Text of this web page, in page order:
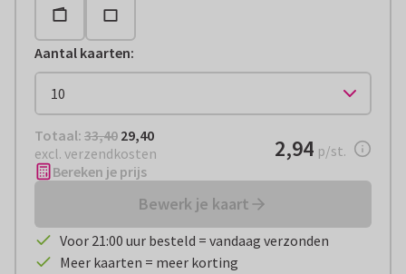
Aantal kaarten:
Totaal: € 29,40
Totaal: 33,40 29,40
excl. verzendkosten
€ 2,94per stuk
2,94 p/st.
Bereken je prijs
Bewerk je kaart
Voor 21:00 uur besteld = vandaag verzonden
Meer kaarten = meer korting